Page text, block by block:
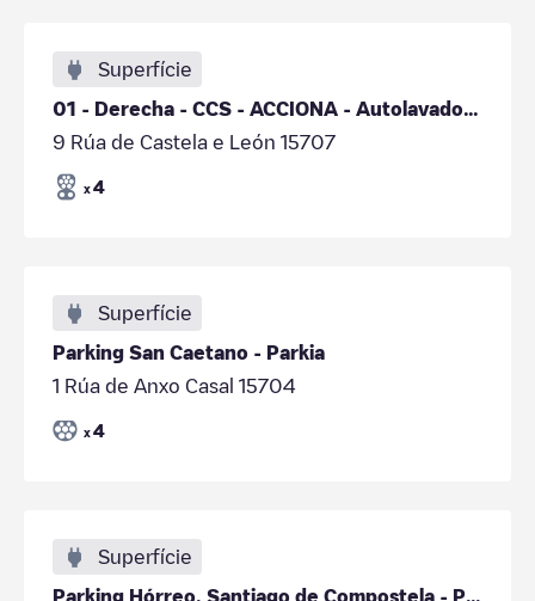
Superfície
01 - Derecha - CCS - ACCIONA - Autolavado Ausavil
9 Rúa de Castela e León 15707
x 4
Superfície
Parking San Caetano - Parkia
1 Rúa de Anxo Casal 15704
x 4
Superfície
Parking Hórreo. Santiago de Compostela - Parkia